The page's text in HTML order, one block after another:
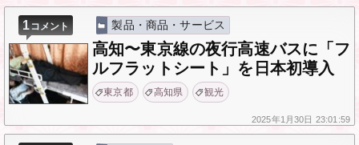
1コメント 製品・商品・サービス
高知〜東京線の夜行高速バスに「フ
ルフラットシート」を日本初導入
東京都 高知県 観光
2025年1月30日 23:01:59